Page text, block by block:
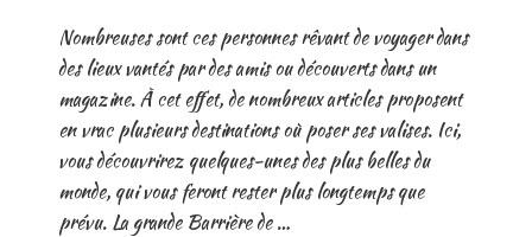
Nombreuses sont ces personnes rêvant de voyager dans
des lieux vantés par des amis ou découverts dans un
magazine. À cet effet, de nombreux articles proposent
en vrac plusieurs destinations où poser ses valises. Ici,
vous découvrirez quelques-unes des plus belles du
monde, qui vous feront rester plus longtemps que
prévu. La grande Barrière de …